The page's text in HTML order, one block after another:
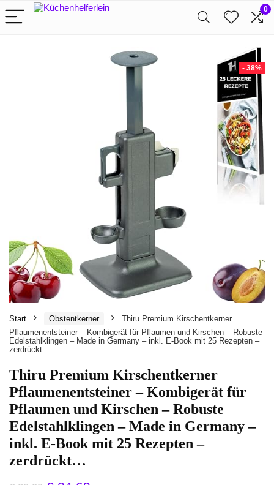
0
- 38%
Start Obstentkerner
Thiru Premium Kirschentkerner
Pflaumenentsteiner – Kombigerät für Pflaumen und Kirschen – Robuste
Edelstahlklingen – Made in Germany – inkl. E-Book mit 25 Rezepten –
zerdrückt…
Thiru Premium Kirschentkerner
Pflaumenentsteiner – Kombigerät für
Pflaumen und Kirschen – Robuste
Edelstahlklingen – Made in Germany –
inkl. E-Book mit 25 Rezepten –
zerdrückt…